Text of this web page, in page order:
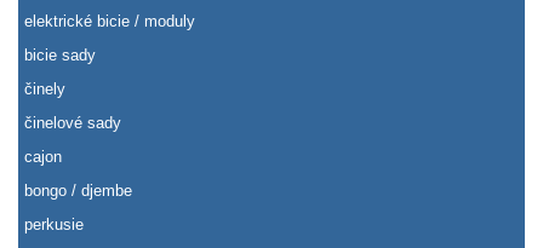
elektrické bicie / moduly
bicie sady
činely
činelové sady
cajon
bongo / djembe
perkusie